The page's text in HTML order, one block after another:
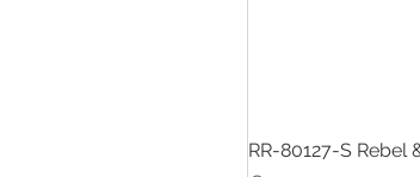
RR-80127-S Rebel